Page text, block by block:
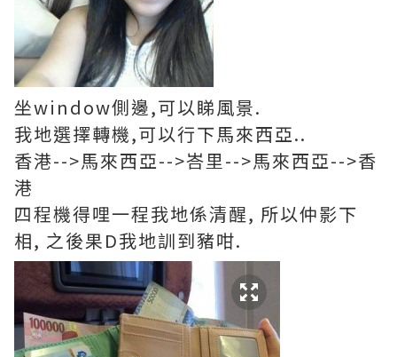
坐window側邊,可以睇風景.
我地選擇轉機,可以行下馬來西亞..
香港-->馬來西亞-->峇里-->馬來西亞-->香
港
四程機得哩一程我地係清醒, 所以仲影下
相, 之後果D我地訓到豬咁.